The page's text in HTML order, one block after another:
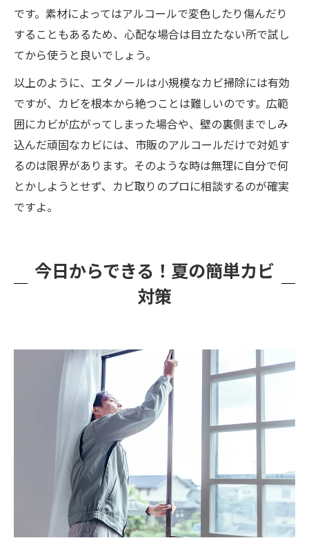
です。素材によってはアルコールで変色したり傷んだり
することもあるため、心配な場合は目立たない所で試し
てから使うと良いでしょう。
以上のように、エタノールは小規模なカビ掃除には有効
ですが、カビを根本から絶つことは難しいのです。広範
囲にカビが広がってしまった場合や、壁の裏側までしみ
込んだ頑固なカビには、市販のアルコールだけで対処す
るのは限界があります。そのような時は無理に自分で何
とかしようとせず、カビ取りのプロに相談するのが確実
ですよ。
今日からできる！夏の簡単カビ
対策